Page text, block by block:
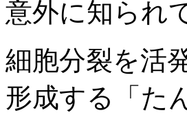
意外に知られ
細胞分裂を活
形成する「た